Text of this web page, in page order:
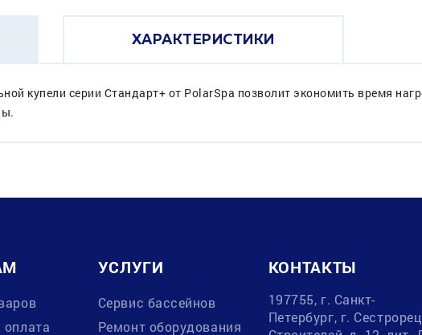
ХАРАКТЕРИСТИКИ
купели серии Стандарт+ от PolarSpa позволит экономить время
оплата
УСЛУГИ
Сервис бассейнов
Ремонт оборудования
КОНТАКТЫ
197755, г. Санкт-
Петербург, г.